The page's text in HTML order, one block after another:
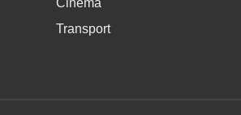
Cinéma
Transport